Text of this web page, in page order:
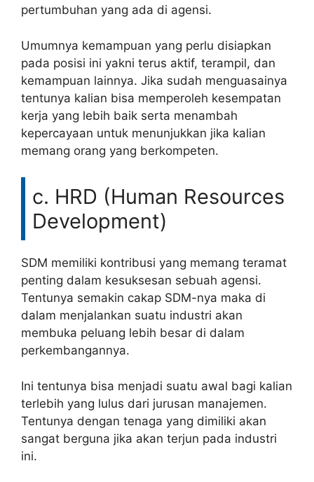
pertumbuhan yang ada di agensi.
Umumnya kemampuan yang perlu disiapkan
pada posisi ini yakni terus aktif, terampil, dan
kemampuan lainnya. Jika sudah menguasainya
tentunya kalian bisa memperoleh kesempatan
kerja yang lebih baik serta menambah
kepercayaan untuk menunjukkan jika kalian
memang orang yang berkompeten.
c. HRD (Human Resources
Development)
SDM memiliki kontribusi yang memang teramat
penting dalam kesuksesan sebuah agensi.
Tentunya semakin cakap SDM-nya maka di
dalam menjalankan suatu industri akan
membuka peluang lebih besar di dalam
perkembangannya.
Ini tentunya bisa menjadi suatu awal bagi kalian
terlebih yang lulus dari jurusan manajemen.
Tentunya dengan tenaga yang dimiliki akan
sangat berguna jika akan terjun pada industri
ini.